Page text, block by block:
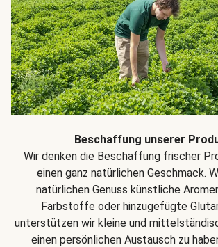
Beschaffung unserer
Wir denken die Beschaffung frischer
einen ganz natürlichen Geschmack.
natürlichen Genuss künstliche
Farbstoffe oder hinzugefügte
unterstützen wir kleine und
einen persönlichen Austausch zu